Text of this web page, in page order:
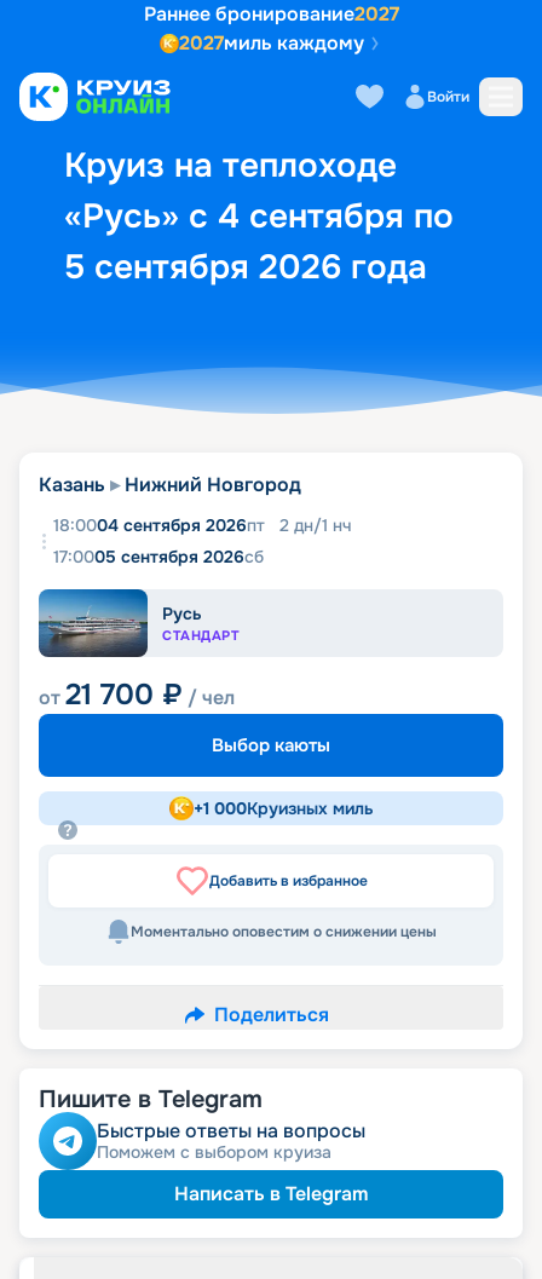
Раннее бронирование2027
2027миль каждому
Войти
Круиз на теплоходе
«Русь» с 4 сентября по
5 сентября 2026 года
Выбор кают Маршрут и
Казань Нижний Новгород
18:0004 сентября 2026пт 2 дн/1 нч
17:0005 сентября 2026сб
Русь
СТАНДАРТ
от21 700 ₽ / чел
Выбор каюты
+1 000Круизных миль
Добавить в избранное
Моментально оповестим о снижении цены
Поделиться
Пишите в Telegram
Быстрые ответы на вопросы
Поможем с выбором круиза
Написать в Telegram